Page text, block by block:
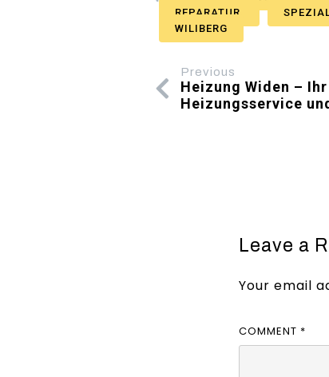
REPARATUR
WILIBERG
Previous
Heizung Widen –
Heizungsservice
Leave a
Your email
COMMENT *